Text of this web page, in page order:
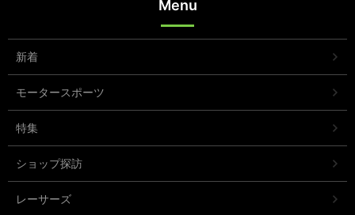
Menu
新着
モータースポーツ
特集
ショップ探訪
レーサーズ